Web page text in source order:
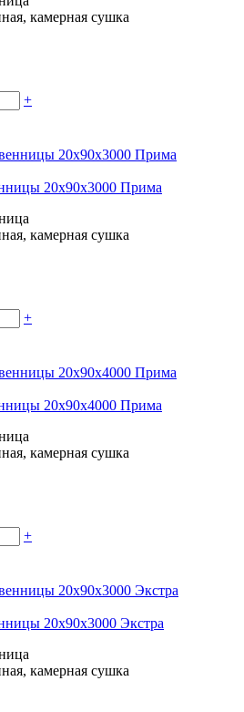
камерная сушка
+
20х90х3000 Прима
камерная сушка
+
20х90х4000 Прима
камерная сушка
+
20х90х3000 Экстра
камерная сушка